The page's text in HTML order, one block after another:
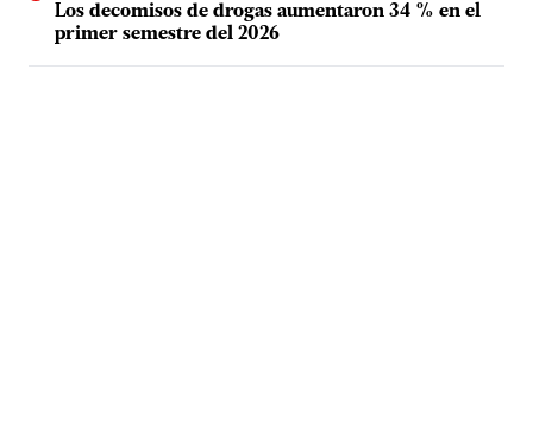
Los decomisos de drogas aumentaron 34 % en el
primer semestre del 2026